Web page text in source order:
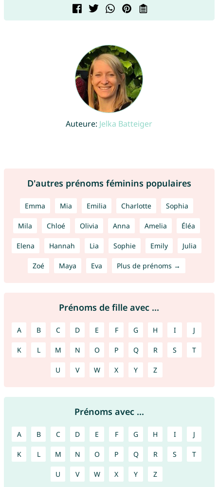
Auteure: Jelka Batteiger
D'autres prénoms féminins populaires
Emma Mia Emilia Charlotte Sophia
Mila Chloé Olivia Anna Amelia Éléa
Elena Hannah Lia Sophie Emily Julia
Zoé Maya Eva Plus de prénoms →
Prénoms de fille avec ...
A B C D E F G H I J
K L M N O P Q R S T
U V W X Y Z
Prénoms avec ...
A B C D E F G H I J
K L M N O P Q R S T
U V W X Y Z